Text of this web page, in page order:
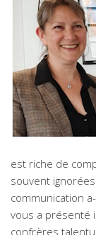
est riche de
souvent
communication
vous a présenté
confrères